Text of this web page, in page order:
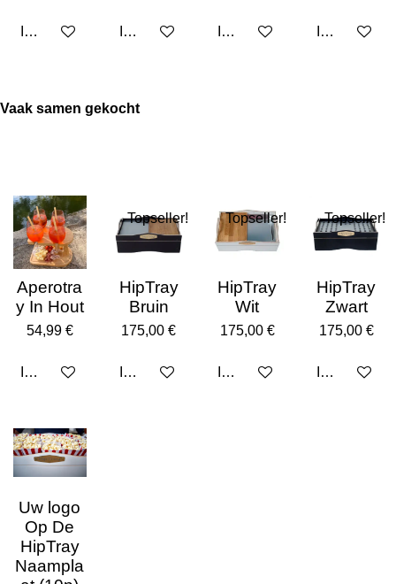
In den WarenkorbIn den WarenkorbIn den WarenkorbIn den
Vaak samen gekocht
Aperotra
y In Hout
54,99 €
In den Warenkorb
Topseller!
HipTray
Bruin
175,00 €
In den Warenkorb
Topseller!
HipTray
Wit
175,00 €
In den Warenkorb
Topseller!
HipTray
Zwart
175,00 €
In den
Uw logo
Op De
HipTray
Naampla